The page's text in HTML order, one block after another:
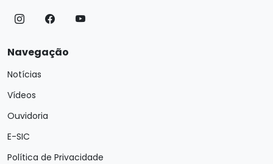
Navegação
Notícias
Vídeos
Ouvidoria
E-SIC
Política de Privacidade